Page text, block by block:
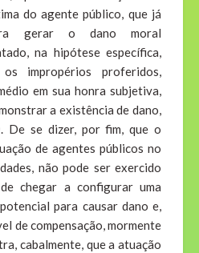
do agente público, que já
gerar o dano moral
na hipótese específica,
impropérios proferidos,
em sua honra subjetiva,
a existência de dano,
. De se dizer, por fim, que o
de agentes públicos no
não pode ser exercido
chegar a configurar uma
para causar dano e,
de compensação, mormente
cabalmente, que a atuação